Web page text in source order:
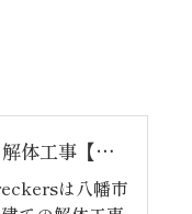
八幡市内里 解体工事【完】
は八幡市